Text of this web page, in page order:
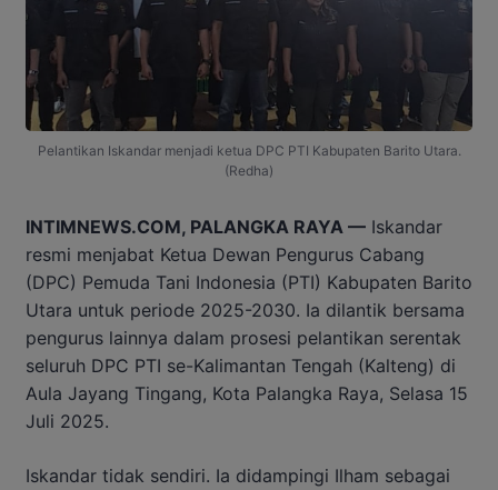
Pelantikan Iskandar menjadi ketua DPC PTI Kabupaten Barito Utara.
(Redha)
INTIMNEWS.COM, PALANGKA RAYA — Iskandar
resmi menjabat Ketua Dewan Pengurus Cabang
(DPC) Pemuda Tani Indonesia (PTI) Kabupaten Barito
Utara untuk periode 2025-2030. Ia dilantik bersama
pengurus lainnya dalam prosesi pelantikan serentak
seluruh DPC PTI se-Kalimantan Tengah (Kalteng) di
Aula Jayang Tingang, Kota Palangka Raya, Selasa 15
Juli 2025.
Iskandar tidak sendiri. Ia didampingi Ilham sebagai